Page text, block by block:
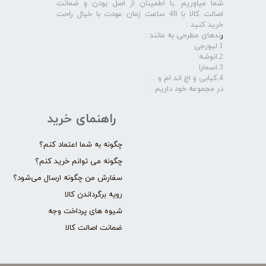
راهنمای خرید
چگونه به شما اعتماد کنم؟
چگونه می توانم خرید کنم؟
سفارش من چگونه ارسال می‌شود؟
رویه برگرداندن کالا
شیوه های پرداخت وجه
ضمانت اصالت کالا
شما میاوریم .با اطمینان از اصل بودن و ضمانت
اصالت کالا با 48 ساعت زمان عودت با خیال راحت
خرید کنید :
رندهای مطرحی به مانند :
1.لیورجی
2.انوشه
3.اسمارا
4.کیابی و اچ اند ام و ...
در مجموعه خود داریم .​​​​​​​